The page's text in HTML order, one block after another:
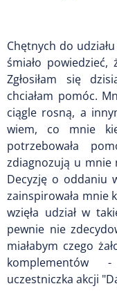
Chętnych do
śmiało
Zgłosiłam się
chciałam pomóc.
ciągle rosną, a
wiem, co mnie
potrzebowała
zdiagnozują u mnie
Decyzję o oddaniu
zainspirowała mnie
wzięła udział w
pewnie nie
miałabym czego
komplementów
uczestniczka akcji